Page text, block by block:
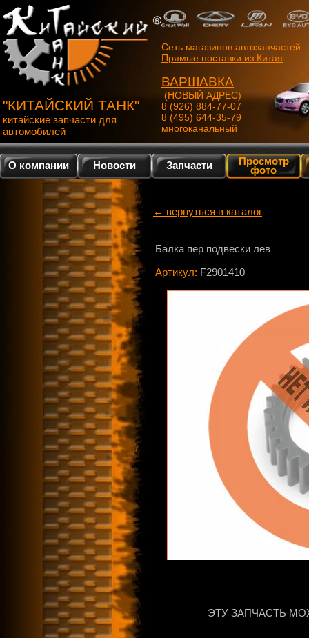
"КИТАЙСКИЙ ТАНК"
китайские запчасти для
автомобилей
Сеть магазинов автозапчастей
Прямые поставки из Китая
ВАРШАВКА
(НОВЫЙ АДРЕС)
8 (926) 884-77-07
8 (495) 644-35-79
многоканальный
О компании Новости Запчасти Просмотр
фото
← вернуться в каталог
Балка пер подвески лев
Артикул: F2901410
ЭТУ ЗАПЧАСТЬ